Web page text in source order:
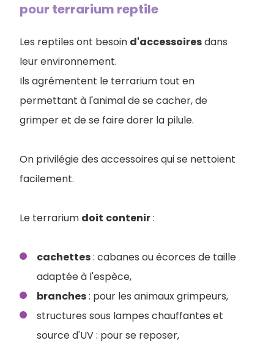
pour terrarium reptile
Les reptiles ont besoin d'accessoiresdans
leur environnement.
Ils agrémentent le terrarium tout en
permettant à l'animal de se cacher, de
grimper et de se faire dorer la pilule.
On privilégie des accessoires qui se nettoient
facilement.
Le terrarium doit contenir:
cachettes: cabanes ou écorces de taille
adaptée à l'espèce,
branches: pour les animaux grimpeurs,
structures sous lampes chauffantes et
source d'UV : pour se reposer,